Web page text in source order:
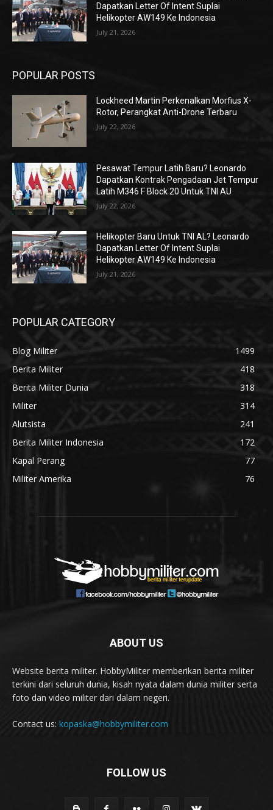
Dapatkan Letter Of Intent Suplai
Helikopter AW149 Ke Indonesia
July 21, 2026
POPULAR POSTS
Lockheed Martin Perkenalkan Morfius X-
Rotor, Perangkat Anti-Drone Terbaru
July 22, 2026
Pesawat Tempur Latih Baru? Leonardo
Dapatkan Kontrak Pengadaan Jet Tempur
Latih M346 F Block 20 Untuk TNI AU
July 22, 2026
Helikopter Baru Untuk TNI AL? Leonardo
Dapatkan Letter Of Intent Suplai
Helikopter AW149 Ke Indonesia
July 21, 2026
POPULAR CATEGORY
Blog Militer
1499
Berita Militer
418
Berita Militer Dunia
318
Militer
314
Alutsista
241
Berita Militer Indonesia
172
Kapal Perang
77
Militer Amerika
76
ABOUT US
Website berita militer. HobbyMiliter memberikan berita militer
terkini dari seluruh dunia, kisah nyata dalam dunia militer serta
foto dan video militer dari dalam negeri.
Contact us: kopaska@hobbymiliter.com
FOLLOW US